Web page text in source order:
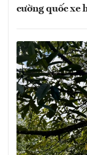
cường quốc xe